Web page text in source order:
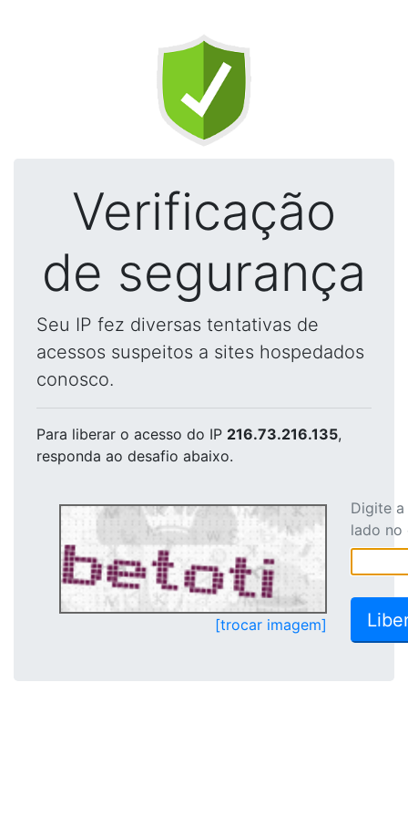
Verificação
de segurança
Seu IP fez diversas tentativas de
acessos suspeitos a sites hospedados
conosco.
Para liberar o acesso do IP 216.73.216.135,
responda ao desafio abaixo.
[trocar imagem]
Digite
lado no